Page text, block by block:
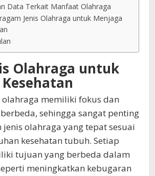
Data Terkait Manfaat Olahraga
Jenis Olahraga untuk Menjaga
Olahraga untuk
olahraga memiliki fokus dan
sehingga sangat penting
olahraga yang tepat sesuai
kesehatan tubuh. Setiap
tujuan yang berbeda dalam
meningkatkan kebugaran